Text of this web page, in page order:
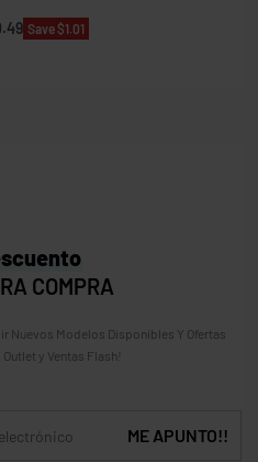
Save $1.01
COMPRA
Nuevos Modelos Disponibles Y Ofertas
y Ventas Flash!